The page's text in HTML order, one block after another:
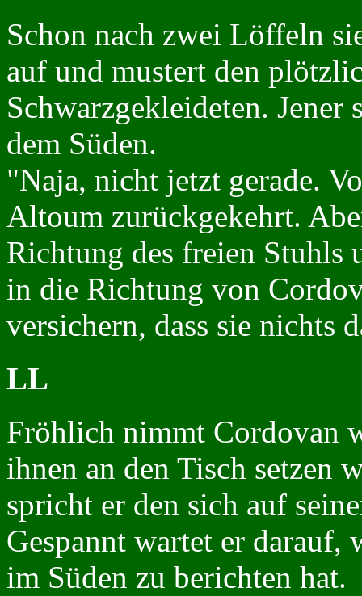
Schon nach zwei Löffeln
auf und mustert den
Schwarzgekleideten. Jener
dem Süden.
"Naja, nicht jetzt gerade.
Altoum zurückgekehrt.
Richtung des freien
in die Richtung von
versichern, dass sie nichts
LL
Fröhlich nimmt Cordovan
ihnen an den Tisch setzen
spricht er den sich auf
Gespannt wartet er darauf,
im Süden zu berichten hat.